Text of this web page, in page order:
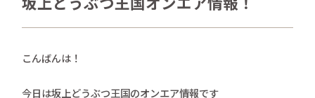
さかがみ家おすすめグッズ
お問い合わせ
こんばんは！
今日は坂上どうぶつ王国のオンエア情報です